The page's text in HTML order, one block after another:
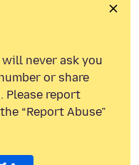
never ask you
or share
Please report
“Report Abuse”